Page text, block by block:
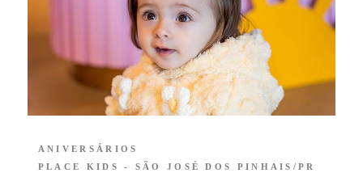
ANIVERSÁRIOS
PLACE KIDS - SÃO JOSÉ DOS PINHAIS/PR